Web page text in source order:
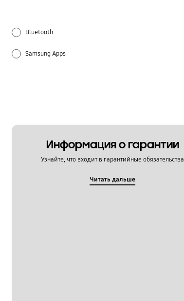
Bluetooth
Samsung Apps
Настройка
Питание / Зарядка
Спецификации / Функции
Информация о гарантии
Узнайте, что входит в гарантийные обязательства
Читать дальше